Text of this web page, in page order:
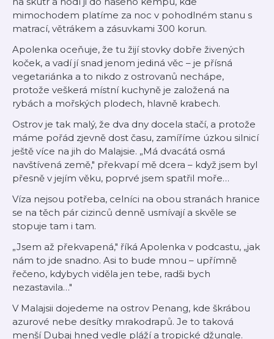
mimochodem platíme za noc v pohodlném stanu s
matrací, větrákem a zásuvkami 300 korun.
Apolenka oceňuje, že tu žijí stovky dobře živených
koček, a vadí jí snad jenom jediná věc – je přísná
vegetariánka a to nikdo z ostrovanů nechápe,
protože veškerá místní kuchyně je založená na
rybách a mořských plodech, hlavně krabech.
Ostrov je tak malý, že dva dny docela stačí, a protože
máme pořád zjevně dost času, zamíříme úzkou silnicí
ještě více na jih do Malajsie. „Má dvacátá osmá
navštívená země," překvapí mě dcera – když jsem byl
přesně v jejím věku, poprvé jsem spatřil moře…
Víza nejsou potřeba, celníci na obou stranách hranice
se na těch pár cizinců denně usmívají a skvěle se
stopuje tam i tam.
„Jsem až překvapená," říká Apolenka v podcastu, „jak
nám to jde snadno. Asi to bude mnou – upřímně
řečeno, kdybych viděla jen tebe, radši bych
nezastavila…"
V Malajsii dojedeme na ostrov Penang, kde škrábou
azurové nebe desítky mrakodrapů. Je to taková
menší Dubaj hned vedle pláží a tropické džungle.